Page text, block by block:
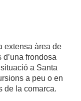
extensa àrea de
frondosa
a Santa
a peu o en
de la comarca.